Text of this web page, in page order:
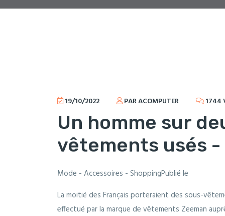
19/10/2022 PAR ACOMPUTER 1744
Un homme sur
vêtements usés
Mode - Accessoires - ShoppingPublié le
La moitié des Français porteraient des sous-
effectué par la marque de vêtements Zeeman